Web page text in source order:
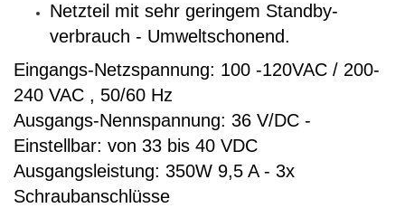
Netzteil mit sehr geringem Standby-
verbrauch - Umweltschonend.
Eingangs-Netzspannung: 100 -120VAC / 200-
240 VAC , 50/60 Hz
Ausgangs-Nennspannung: 36 V/DC -
Einstellbar: von 33 bis 40 VDC
Ausgangsleistung: 350W 9,5 A - 3x
Schraubanschlüsse